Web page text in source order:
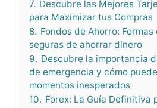
7. Descubre las Mejores
para Maximizar tus Compras
8. Fondos de Ahorro:
seguras de ahorrar dinero
9. Descubre la importancia
de emergencia y cómo
momentos inesperados
10. Forex: La Guía Definitiva